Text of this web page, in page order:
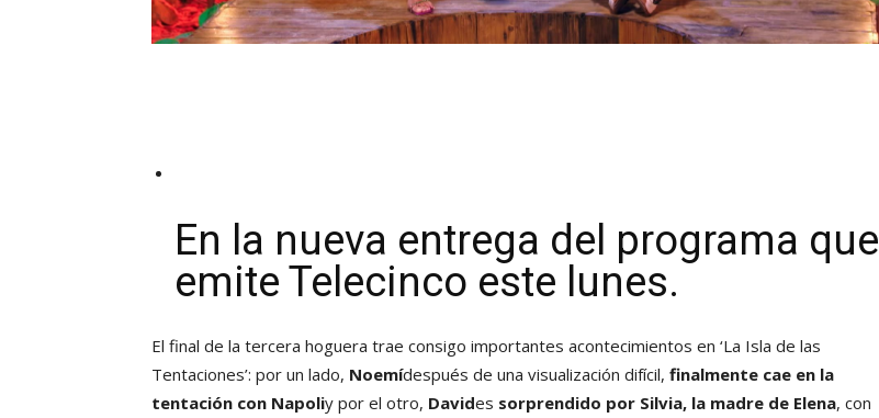
En la nueva entrega del programa que
emite Telecinco este lunes.
El final de la tercera hoguera trae consigo importantes acontecimientos en ‘La Isla de las
Tentaciones’: por un lado, Noemídespués de una visualización difícil, finalmente cae en la
tentación con Napoliy por el otro, Davides sorprendido por Silvia, la madre de Elena, con